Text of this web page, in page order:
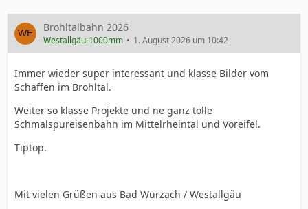
Brohltalbahn 2026
Westallgäu-1000mm 1. August 2026 um 10:42
Immer wieder super interessant und klasse Bilder vom
Schaffen im Brohltal.
Weiter so klasse Projekte und ne ganz tolle
Schmalspureisenbahn im Mittelrheintal und Voreifel.
Tiptop.
Mit vielen Grüßen aus Bad Wurzach / Westallgäu